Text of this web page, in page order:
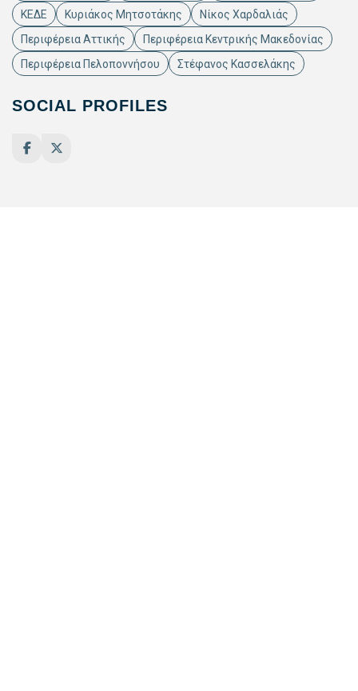
ΚΕΔΕ
Κυριάκος Μητσοτάκης
Νίκος Χαρδαλιάς
Περιφέρεια Αττικής
Περιφέρεια Κεντρικής Μακεδονίας
Περιφέρεια Πελοποννήσου
Στέφανος Κασσελάκης
SOCIAL PROFILES